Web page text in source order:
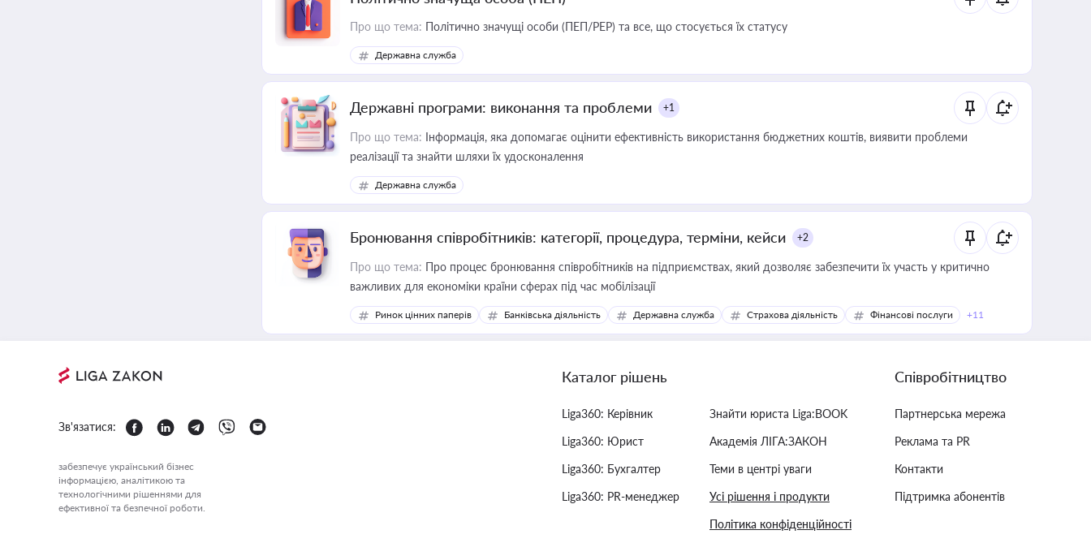
Про що тема: Політично значущі особи (ПЕП/PEP) та все, що стосується їх статусу
Державна служба
Державні програми: виконання та проблеми +1
Про що тема: Інформація, яка допомагає оцінити ефективність використання бюджетних коштів, виявити проблеми
реалізації та знайти шляхи їх удосконалення
Державна служба
Бронювання співробітників: категорії, процедура, терміни, кейси +2
Про що тема: Про процес бронювання співробітників на підприємствах, який дозволяє забезпечити їх участь у критично
важливих для економіки країни сферах під час мобілізації
Ринок цінних паперів Банківська діяльність Державна служба Страхова діяльність Фінансові послуги +11
Зв'язатися:
забезпечує український бізнес
інформацією, аналітикою та
технологічними рішеннями для
ефективної та безпечної роботи.
Каталог рішень
Liga360: Керівник
Liga360: Юрист
Liga360: Бухгалтер
Liga360: PR-менеджер
Знайти юриста Liga:BOOK
Академія ЛІГА:ЗАКОН
Теми в центрі уваги
Усі рішення і продукти
Політика конфіденційності
Співробітництво
Партнерська мережа
Реклама та PR
Контакти
Підтримка абонентів